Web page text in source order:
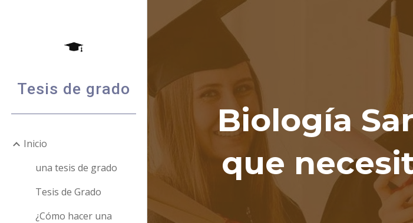
Tesis de grado
Inicio
una tesis de grado
Tesis de Grado
¿Cómo hacer una
Biología
que